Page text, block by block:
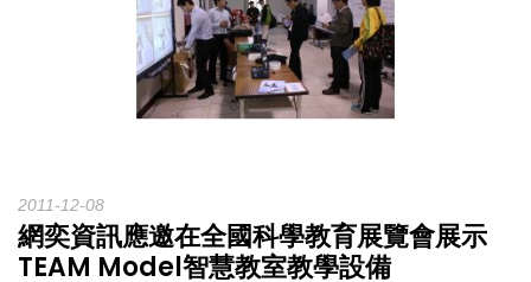
2011-12-08
網奕資訊應邀在全國科學教育展覽會展示
TEAM Model智慧教室教學設備